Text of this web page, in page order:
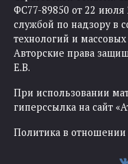
ФС77-89850 от 22
службой по надзору в
технологий и
Авторские права
Е.В.
При использовании
гиперссылка на сайт
Политика в